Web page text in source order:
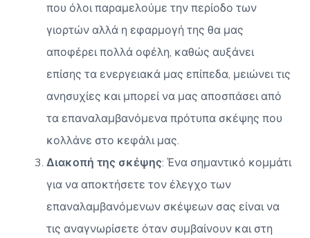
που όλοι παραμελούμε την περίοδο των
γιορτών αλλά η εφαρμογή της θα μας
αποφέρει πολλά οφέλη, καθώς αυξάνει
επίσης τα ενεργειακά μας επίπεδα, μειώνει τις
ανησυχίες και μπορεί να μας αποσπάσει από
τα επαναλαμβανόμενα πρότυπα σκέψης που
κολλάνε στο κεφάλι μας.
Διακοπή της σκέψης: Ένα σημαντικό κομμάτι
για να αποκτήσετε τον έλεγχο των
επαναλαμβανόμενων σκέψεων σας είναι να
τις αναγνωρίσετε όταν συμβαίνουν και στη